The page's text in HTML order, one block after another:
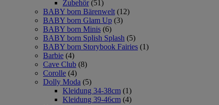
Zubehör (51)
BABY born Bärenwelt (12)
BABY born Glam Up (3)
BABY born Minis (6)
BABY born Splish Splash (5)
BABY born Storybook Fairies (1)
Barbie (4)
Cave Club (8)
Corolle (4)
Dolly Moda (5)
Kleidung 34-38cm (1)
Kleidung 39-46cm (4)